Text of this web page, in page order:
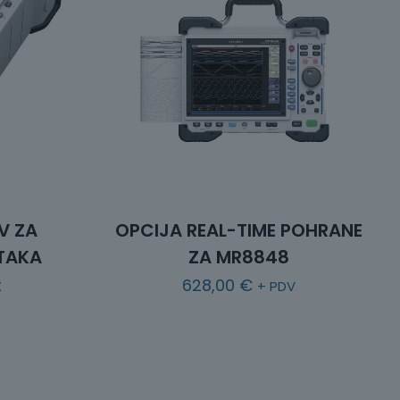
ZA
OPCIJA REAL-TIME POHRANE
ZA MR8848
628,00 € + PDV